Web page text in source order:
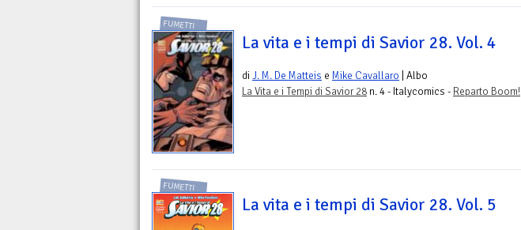
FUMETTI
La vita e i tempi di Savior 28. Vol. 4
diJ. M. De Matteis e Mike Cavallaro | Albo
La Vita e i Tempi di Savior 28 n. 4 - Italycomics - Reparto Boom!
FUMETTI
La vita e i tempi di Savior 28. Vol. 5